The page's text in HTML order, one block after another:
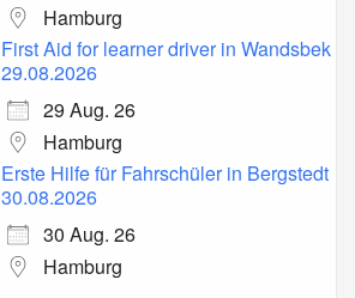
Hamburg
First Aid for learner driver in Wandsbek
29.08.2026
29 Aug. 26
Hamburg
Erste Hilfe für Fahrschüler in Bergstedt
30.08.2026
30 Aug. 26
Hamburg